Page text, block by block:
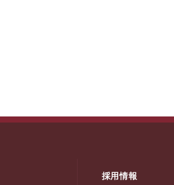
採用情報